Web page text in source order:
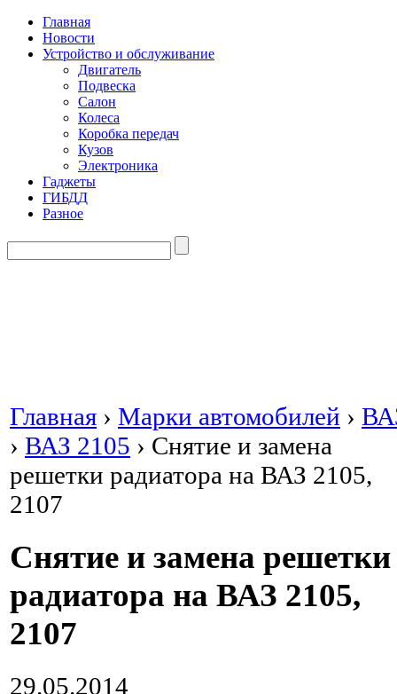
Главная
Новости
Устройство и обслуживание
Двигатель
Подвеска
Салон
Колеса
Коробка передач
Кузов
Электроника
Гаджеты
ГИБДД
Разное
Главная › Марки автомобилей ›
› ВАЗ 2105 › Снятие и замена
решетки радиатора на ВАЗ 2105,
2107
Снятие и замена решетки
радиатора на ВАЗ 2105,
2107
29.05.2014